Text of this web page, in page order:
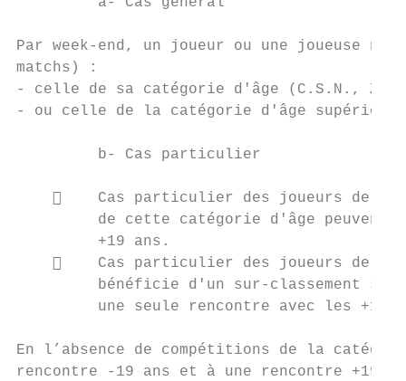
Par week-end, un joueur ou une joueuse
matchs) :
- celle de sa catégorie d'âge (C.S.N.,
- ou celle de la catégorie d'âge
         b- Cas particulier
    Cas particulier des joueurs de -
de cette catégorie d'âge peuvent
         +19 ans.
    Cas particulier des joueurs de
bénéficie d'un sur-classement
une seule rencontre avec les +19
En l’absence de compétitions de la
rencontre -19 ans et à une rencontre